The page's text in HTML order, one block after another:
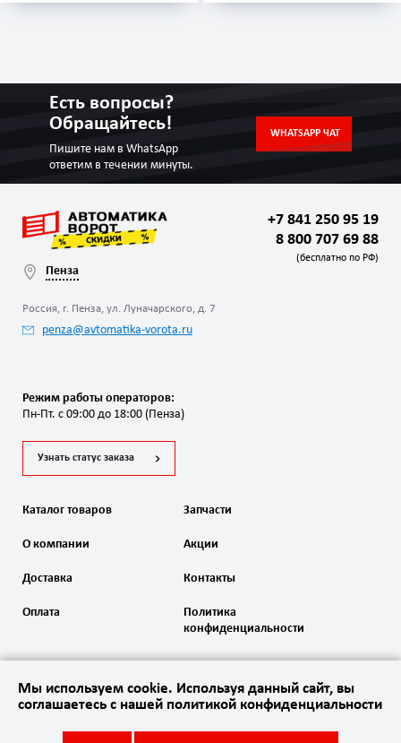
Есть вопросы?
Обращайтесь!
Пишите нам в WhatsApp
ответим в течении минуты.
WHATSAPP ЧАТ
Пенза
Россия, г. Пенза, ул. Луначарского, д. 7
penza@avtomatika-vorota.ru
+7 841 250 95 19
8 800 707 69 88
(бесплатно по РФ)
Режим работы операторов:
Пн-Пт. с 09:00 до 18:00 (Пенза)
Узнать статус заказа
Каталог товаров Запчасти
О компании
Доставка
Оплата
Акции
Контакты
Политика
конфиденциальности
Мы используем cookie. Используя данный сайт, вы
соглашаетесь с нашей политикой конфиденциальности